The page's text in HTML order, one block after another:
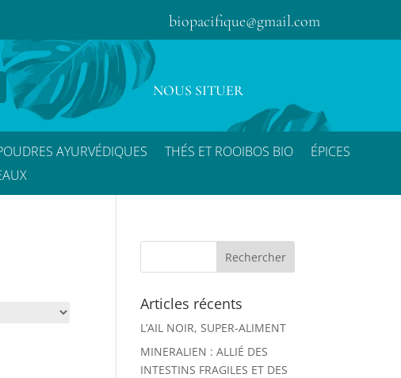
biopacifique@gmail.com
NOUS SITUER
AYURVÉDIQUES THÉS ET ROOIBOS BIO
ÉPICES
Articles récents
L’AIL NOIR, SUPER-ALIMENT
MINERALIEN : ALLIÉ DES
INTESTINS FRAGILES ET DES